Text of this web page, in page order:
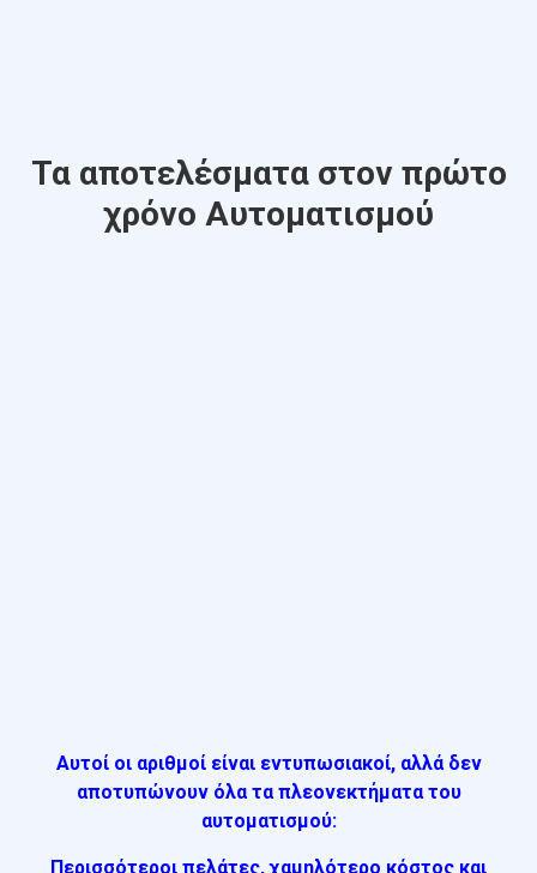
Τα αποτελέσματα στον πρώτο
χρόνο Αυτοματισμού
Αυτοί οι αριθμοί είναι εντυπωσιακοί, αλλά δεν
αποτυπώνουν όλα τα πλεονεκτήματα του
αυτοματισμού:
Περισσότεροι πελάτες, χαμηλότερο κόστος και